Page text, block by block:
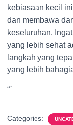
kebiasaan kecil
dan membawa
keseluruhan.
yang lebih sehat
langkah yang
yang lebih
“`
Categories: